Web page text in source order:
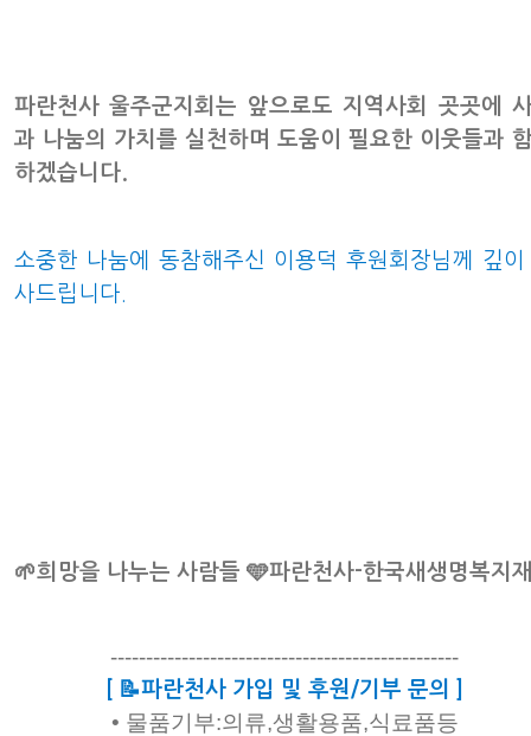
파란천사 울주군지회는 앞으로도 지역사회 곳곳에
과 나눔의 가치를 실천하며 도움이 필요한 이웃들과
하겠습니다.
소중한 나눔에 동참해주신 이용덕 후원회장님께 깊이
사드립니다.
🌱희망을 나누는 사람들 🩵파란천사-한국새생명복지
-------------------------------------------------
[ 📝파란천사 가입 및 후원/기부 문의 ]
• 물품기부:의류,생활용품,식료품등